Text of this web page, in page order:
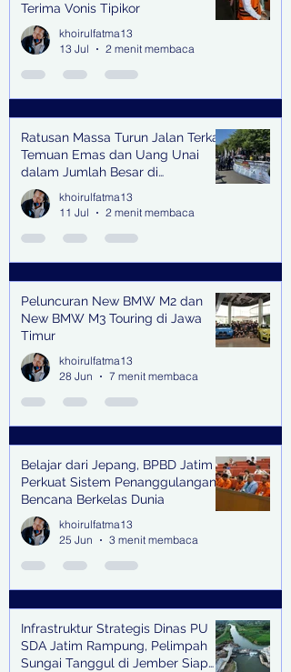
Terima Vonis Tipikor
khoirulfatma13
13 Jul
2 menit membaca
Ratusan Massa Turun Jalan Terkait
Temuan Emas dan Uang Unai
dalam Jumlah Besar di
Lingkungan Jampidsus Kejaksaan
Agung RI di Jakarta
khoirulfatma13
11 Jul
2 menit membaca
Peluncuran New BMW M2 dan
New BMW M3 Touring di Jawa
Timur
khoirulfatma13
28 Jun
7 menit membaca
Belajar dari Jepang, BPBD Jatim
Perkuat Sistem Penanggulangan
Bencana Berkelas Dunia
khoirulfatma13
25 Jun
3 menit membaca
Infrastruktur Strategis Dinas PU
SDA Jatim Rampung, Pelimpah
Sungai Tanggul di Jember Siap